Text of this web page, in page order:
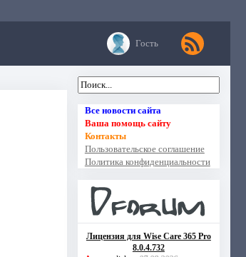
Гость
Все новости сайта
Ваша помощь сайту
Контакты
Пользовательское соглашение
Политика конфиденциальности
Лицензия для Wise Care 365 Pro
8.0.4.732